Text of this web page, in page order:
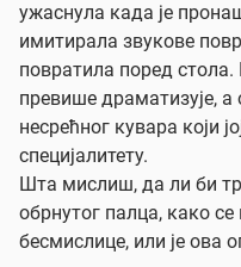
ужаснула када је
имитирала звукове
повратила поред стола.
превише драматизује,
несрећног кувара који
специјалитету.
Шта мислиш, да ли би
обрнутог палца, како
бесмислице, или је ова